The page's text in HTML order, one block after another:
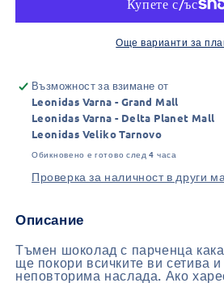
Какови
Тъмен
54%
Парченца
Какови
Зърна
Тъмен
54%
Още варианти за
Възможност за взимане от
Leonidas Varna - Grand Mall
Leonidas Varna - Delta Planet Mall
Leonidas Veliko Tarnovo
Обикновено е готово след 4 часа
Проверка за наличност в други
Описание
Тъмен шоколад с парченца
ще покори всичките ви сетива
неповторима наслада. Ако